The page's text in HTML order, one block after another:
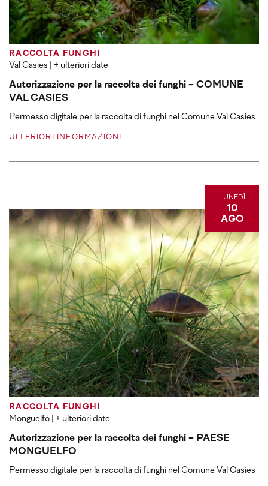
RACCOLTA FUNGHI
Val Casies | + ulteriori date
Autorizzazione per la raccolta dei funghi - COMUNE
VAL CASIES
Permesso digitale per la raccolta di funghi nel Comune Val Casies
ULTERIORI INFORMAZIONI
LUNEDÌ
10
AGO
RACCOLTA FUNGHI
Monguelfo | + ulteriori date
Autorizzazione per la raccolta dei funghi - PAESE
MONGUELFO
Permesso digitale per la raccolta di funghi nel Comune Val Casies